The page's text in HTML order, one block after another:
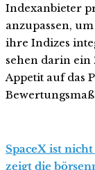
Indexanbieter
anzupassen,
ihre Indizes
sehen darin
Appetit auf das
SpaceX ist
zeigt die